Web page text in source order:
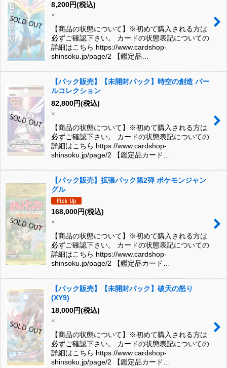
8,200円(税込)
×
【商品の状態について】※初めて購入される方は
必ずご確認下さい。 カードの状態表記についての
詳細はこちら https://www.cardshop-
shinsoku.jp/page/2 【鑑定品…
【パック販売】【未開封パック】時空の創造 パー
ルコレクション
82,800円(税込)
×
【商品の状態について】※初めて購入される方は
必ずご確認下さい。 カードの状態表記についての
詳細はこちら https://www.cardshop-
shinsoku.jp/page/2 【鑑定品カード…
【パック販売】拡張パック第2弾 ポケモンジャン
グル
168,000円(税込)
×
【商品の状態について】※初めて購入される方は
必ずご確認下さい。 カードの状態表記についての
詳細はこちら https://www.cardshop-
shinsoku.jp/page/2 【鑑定品カード…
【パック販売】【未開封パック】破天の怒り
(XY9)
18,000円(税込)
×
【商品の状態について】※初めて購入される方は
必ずご確認下さい。 カードの状態表記についての
詳細はこちら https://www.cardshop-
shinsoku.jp/page/2 【鑑定品カード…